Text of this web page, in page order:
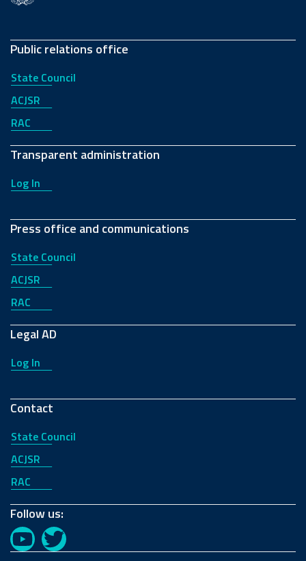
Public relations office
State Council
ACJSR
RAC
Transparent administration
Log In
Press office and communications
State Council
ACJSR
RAC
Legal AD
Log In
Contact
State Council
ACJSR
RAC
Follow us:
YouTubeTwitter